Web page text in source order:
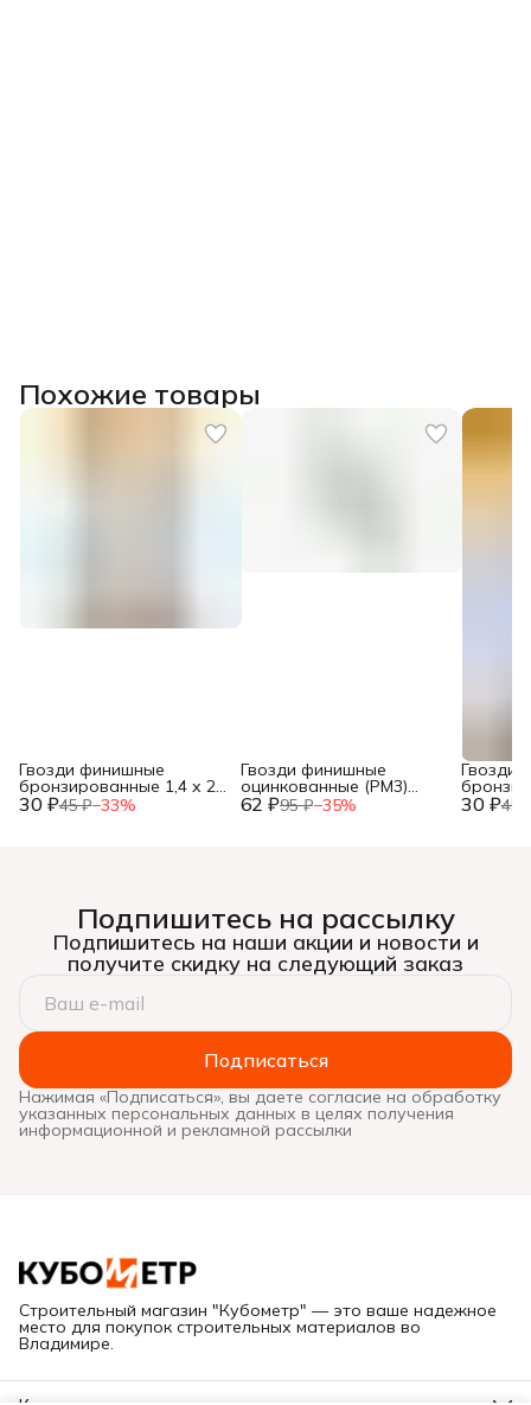
Похожие товары
30 ₽45 ₽−33%
Гвозди финишные
бронзированные 1,4 х 25
(фасовка 30 шт.) 62 ₽95 ₽−35%
Гвозди финишные
оцинкованные (РМ3)
1,8х40 120 гр. (фасовка) 30 ₽45
Гвозди
Подпишитесь на рассылку
Подпишитесь на наши акции и новости и
получите скидку на следующий заказ
Подписаться
Нажимая «Подписаться», вы даете согласие на обработку
указанных персональных данных в целях получения
информационной и рекламной рассылки
Строительный магазин "Кубометр" — это ваше надежное
место для покупок строительных материалов во
Владимире.